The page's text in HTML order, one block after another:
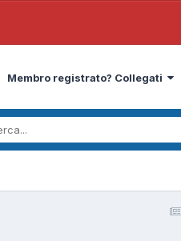
Membro registrato? Collegati